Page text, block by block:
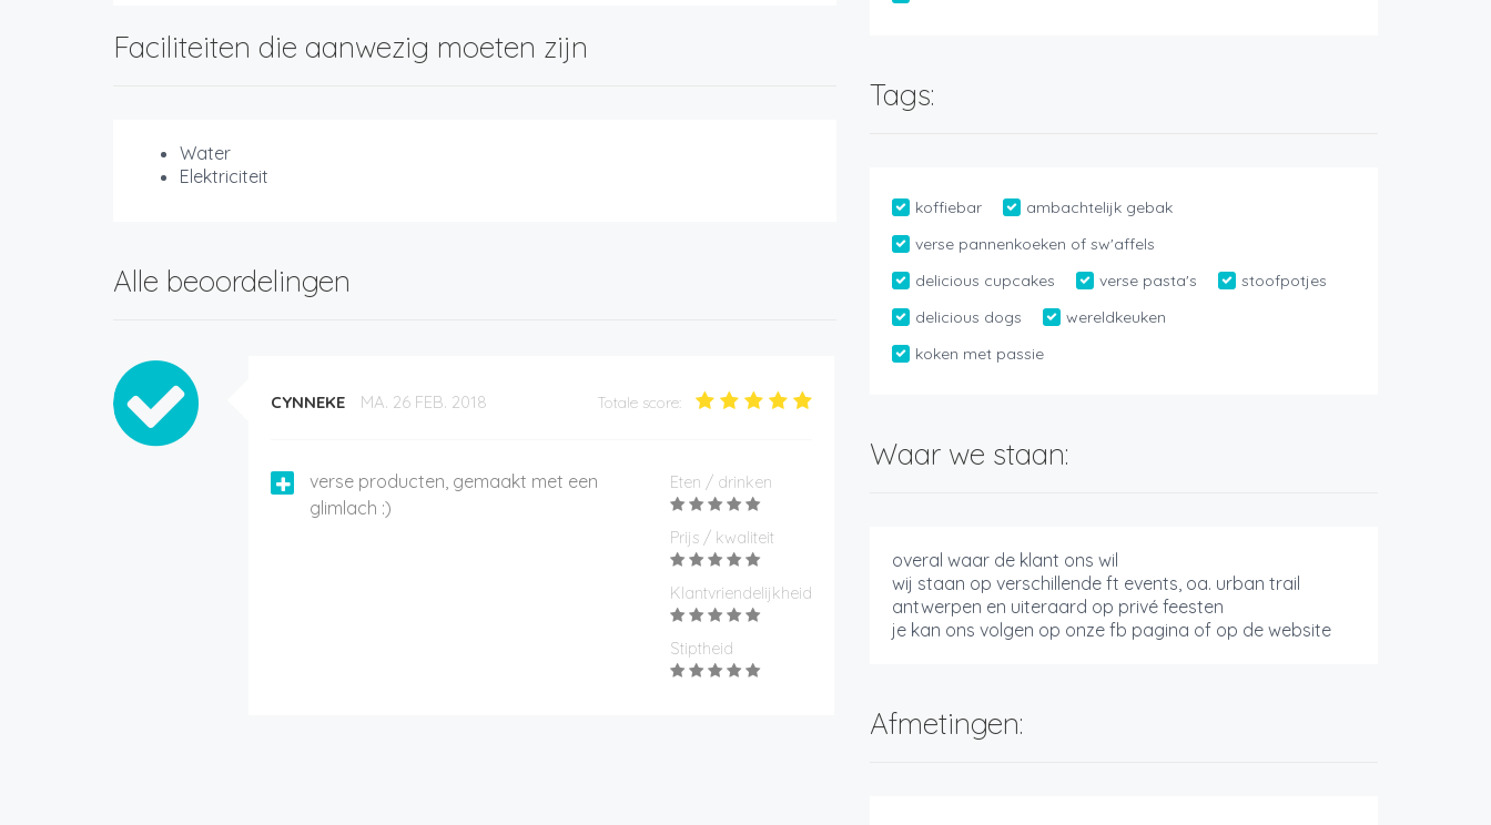
Faciliteiten die aanwezig moeten zijn
Water
Elektriciteit
Alle beoordelingen
CYNNEKE MA. 26 FEB. 2018 Totale score:
verse producten, gemaakt met een
glimlach :)
Eten / drinken
Prijs / kwaliteit
Klantvriendelijkheid
Stiptheid
Tags:
koffiebar
ambachtelijk gebak
verse pannenkoeken of sw'affels
delicious cupcakes
verse pasta's
stoofpotjes
delicious dogs
wereldkeuken
koken met passie
Waar we staan:
overal waar de klant ons wil
wij staan op verschillende ft events, oa. urban trail
antwerpen en uiteraard op privé feesten
je kan ons volgen op onze fb pagina of op de website
Afmetingen: